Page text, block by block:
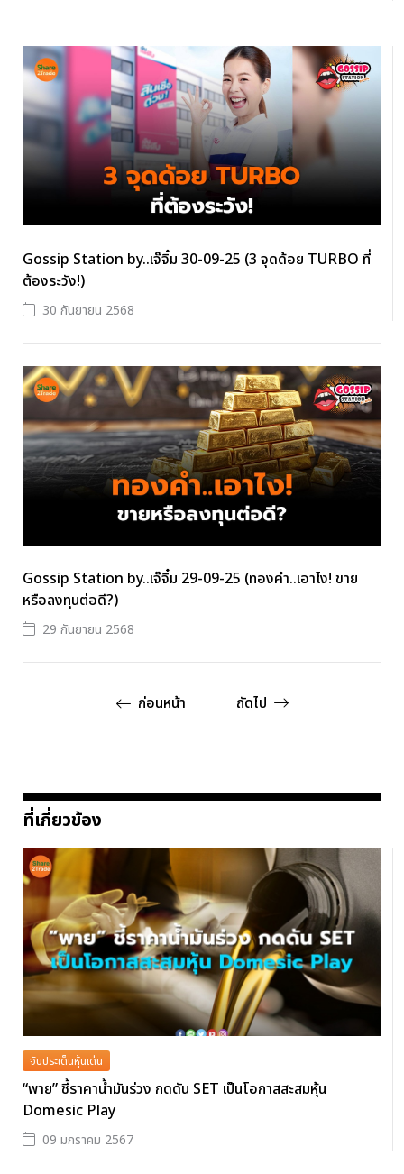
Gossip Station by..เจ๊จิ๋ม 30-09-25 (3 จุดด้อย TURBO ที่
ต้องระวัง!)
30 กันยายน 2568
Gossip Station by..เจ๊จิ๋ม 29-09-25 (ทองคำ..เอาไง! ขาย
หรือลงทุนต่อดี?)
29 กันยายน 2568
ก่อนหน้า ถัดไป
ที่เกี่ยวข้อง
จับประเด็นหุ้นเด่น
“พาย” ชี้ราคาน้ำมันร่วง กดดัน SET เป็นโอกาสสะสมหุ้น
Domesic Play
09 มกราคม 2567